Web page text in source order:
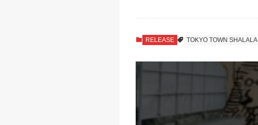
RELEASE TOKYO TOWN SHALALA